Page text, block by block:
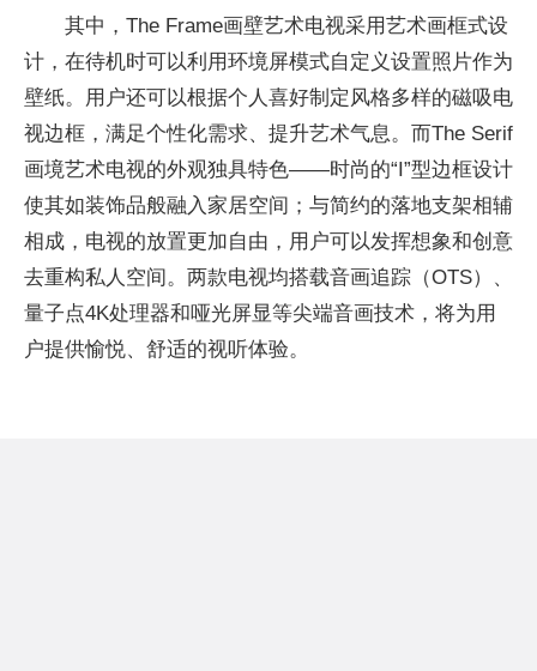
其中，The Frame画壁艺术电视采用艺术画框式设
计，在待机时可以利用环境屏模式自定义设置照片作为
壁纸。用户还可以根据个人喜好制定风格多样的磁吸电
视边框，满足个性化需求、提升艺术气息。而The Serif
画境艺术电视的外观独具特色——时尚的“I”型边框设计
使其如装饰品般融入家居空间；与简约的落地支架相辅
相成，电视的放置更加自由，用户可以发挥想象和创意
去重构私人空间。两款电视均搭载音画追踪（OTS）、
量子点4K处理器和哑光屏显等尖端音画技术，将为用
户提供愉悦、舒适的视听体验。